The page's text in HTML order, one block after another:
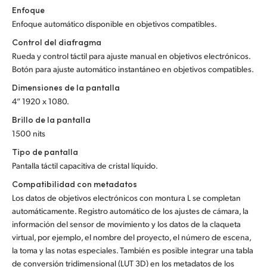
Enfoque
Enfoque automático disponible en objetivos compatibles.
Control del diafragma
Rueda y control táctil para ajuste manual en objetivos electrónicos.
Botón para ajuste automático instantáneo en objetivos compatibles.
Dimensiones de la pantalla
4” 1920 x 1080.
Brillo de la pantalla
1500 nits
Tipo de pantalla
Pantalla táctil capacitiva de cristal líquido.
Compatibilidad con metadatos
Los datos de objetivos electrónicos con montura L se completan
automáticamente. Registro automático de los ajustes de cámara, la
información del sensor de movimiento y los datos de la claqueta
virtual, por ejemplo, el nombre del proyecto, el número de escena,
la toma y las notas especiales. También es posible integrar una tabla
de conversión tridimensional (LUT 3D) en los metadatos de los